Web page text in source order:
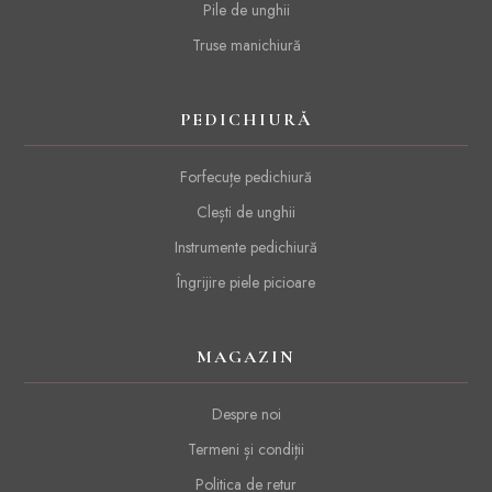
Pile de unghii
Truse manichiură
PEDICHIURĂ
Forfecuțe pedichiură
Clești de unghii
Instrumente pedichiură
Îngrijire piele picioare
MAGAZIN
Despre noi
Termeni și condiții
Politica de retur